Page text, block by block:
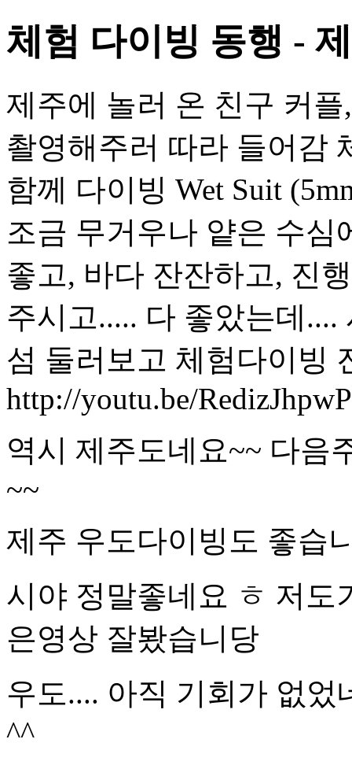
체험 다이빙 동행 -
제주에 놀러 온 친구 커
촬영해주러 따라 들어감
함께 다이빙 Wet Suit
조금 무거우나 얕은 수심
좋고, 바다 잔잔하고, 진
주시고..... 다 좋았는데
섬 둘러보고 체험다이빙
http://youtu.be/
역시 제주도네요~~ 다음
~~
제주 우도다이빙도 좋습
시야 정말좋네요 ㅎ 저도
은영상 잘봤습니당
우도.... 아직 기회가 없었
^^